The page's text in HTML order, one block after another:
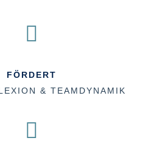

FÖRDERT
& TEAMDYNAMIK
